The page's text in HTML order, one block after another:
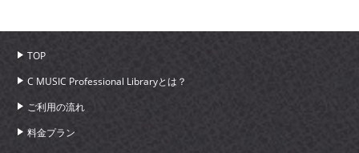
TOP
C MUSIC Professional Libraryとは？
ご利用の流れ
料金プラン